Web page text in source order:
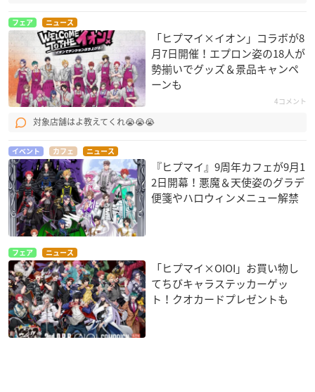
フェア ニュース
「ヒプマイ×イオン」コラボが8
月7日開催！エプロン姿の18人が
勢揃いでグッズ＆景品キャンペ
ーンも
4コメント
対象店舗はよ教えてくれ😭😭😭
イベント カフェ ニュース
『ヒプマイ』9周年カフェが9月1
2日開幕！悪魔＆天使姿のグラデ
便箋やハロウィンメニュー解禁
フェア ニュース
「ヒプマイ×OIOI」お買い物し
てちびキャラステッカーゲッ
ト！クオカードプレゼントも